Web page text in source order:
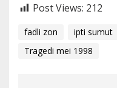
Post Views: 212
fadli zon ipti sumut
Tragedi mei 1998